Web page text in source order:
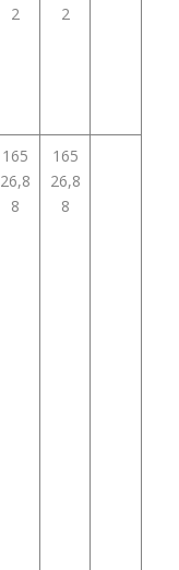
2
2
165
26,8
8
165
26,8
8